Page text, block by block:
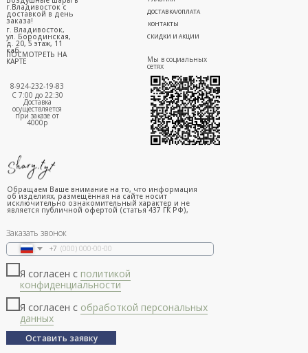
г. Владивосток,
ул. Бородинская,
д. 20, 5 этаж, 11
каб.
ПОСМОТРЕТЬ НА
КАРТЕ
ДОСТАВКА/ОПЛАТА
СКИДКИ И АКЦИИ
КОНТАКТЫ
8-924-232-19-83
С 7:00 до 22:30
Доставка
осуществляется
при заказе от
4000р
г.Владивосток с
доставкой в день
заказа!
Мы в социальных
сетях
Заказать звонок
+7
Я согласен с политикой
конфиденциальности
Я согласен с обработкой персональных
данных
Оставить заявку
Обращаем Ваше внимание на то, что информация
об изделиях, размещённая на сайте носит
исключительно ознакомительный характер и не
является публичной офертой (статья 437 ГК РФ),